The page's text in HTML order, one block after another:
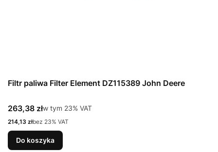
Filtr paliwa Filter Element DZ115389 John Deere
Cena brutto
263,38 złw tym %s VAT
w tym 23% VAT
Cena netto
214,13 złbez 23% VAT
Do koszyka